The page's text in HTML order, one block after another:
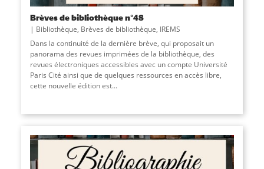
Brèves de bibliothèque n°48
Bibliothèque, Brèves de bibliothèque, IREMS
Dans la continuité de la dernière brève, qui proposait un
panorama des revues imprimées de la bibliothèque, des
revues électroniques accessibles avec un compte Université
Paris Cité ainsi que de quelques ressources en accès libre,
cette nouvelle édition est...